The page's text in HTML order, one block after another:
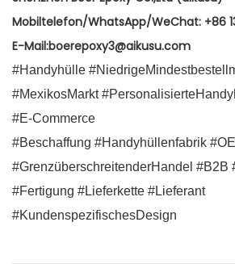
Mobiltelefon/WhatsApp/WeChat: +86
E-Mail:boerepoxy3@aikusu.com
#Handyhülle
#MexikosMarkt
#E-Commerce
#Beschaffung #Handyhüllenfabrik
#GrenzüberschreitenderHandel #B2B
#Fertigung #Lieferkette #Lieferant
#KundenspezifischesDesign